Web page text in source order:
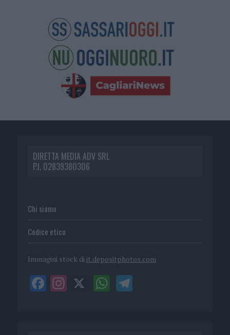
DIRETTA MEDIA ADV SRL
P.I. 02839380306
Chi siamo
Codice etico
Immagini stock di it.depositphotos.com